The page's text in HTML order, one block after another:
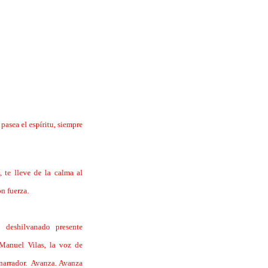
el espíritu, siempre
te lleve de la calma al
fuerza.
presente
Vilas, la voz de
Avanza. Avanza